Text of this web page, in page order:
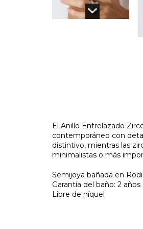
El Anillo Entrelazado
contemporáneo con
distintivo, mientras las
minimalistas o más
Semijoya bañada en
Garantía del baño: 2 años
Libre de níquel